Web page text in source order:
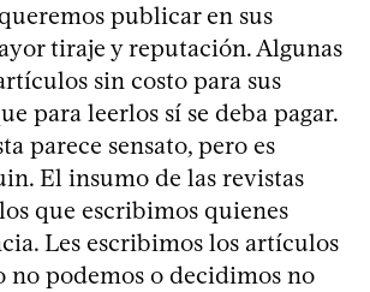
publicar en sus
tiraje y reputación. Algunas
sin costo para sus
para leerlos sí se deba pagar.
parece sensato, pero es
El insumo de las revistas
que escribimos quienes
Les escribimos los artículos
no podemos o decidimos no